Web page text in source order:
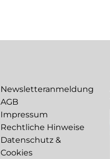
Newsletteranmeldung
AGB
Impressum
Rechtliche Hinweise
Datenschutz &
Cookies